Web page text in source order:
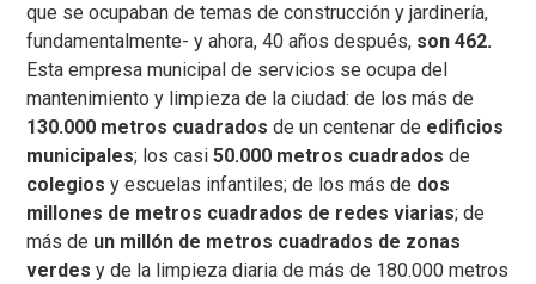
que se ocupaban de temas de construcción y jardinería,
fundamentalmente- y ahora, 40 años después, son 462.
Esta empresa municipal de servicios se ocupa del
mantenimiento y limpieza de la ciudad: de los más de
130.000 metros cuadrados de un centenar de edificios
municipales; los casi50.000 metros cuadrados de
colegios y escuelas infantiles; de los más de dos
millones de metros cuadrados de redes viarias; de
más de un millón de metros cuadrados de zonas
verdes y de la limpieza diaria de más de 180.000 metros